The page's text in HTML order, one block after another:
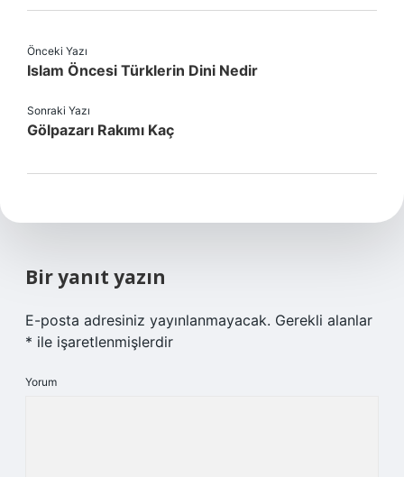
Önceki Yazı
Islam Öncesi Türklerin Dini Nedir
Sonraki Yazı
Gölpazarı Rakımı Kaç
Bir yanıt yazın
E-posta adresiniz yayınlanmayacak. Gerekli alanlar
* ile işaretlenmişlerdir
Yorum